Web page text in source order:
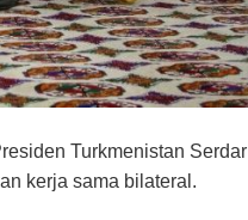
Turkmenistan Serdar
kerja sama bilateral.